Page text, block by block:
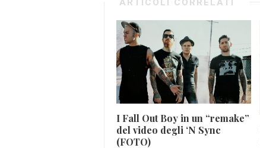
ARTICOLI CORRELATI
I Fall Out Boy in un “remake”
del video degli ‘N Sync
(FOTO)